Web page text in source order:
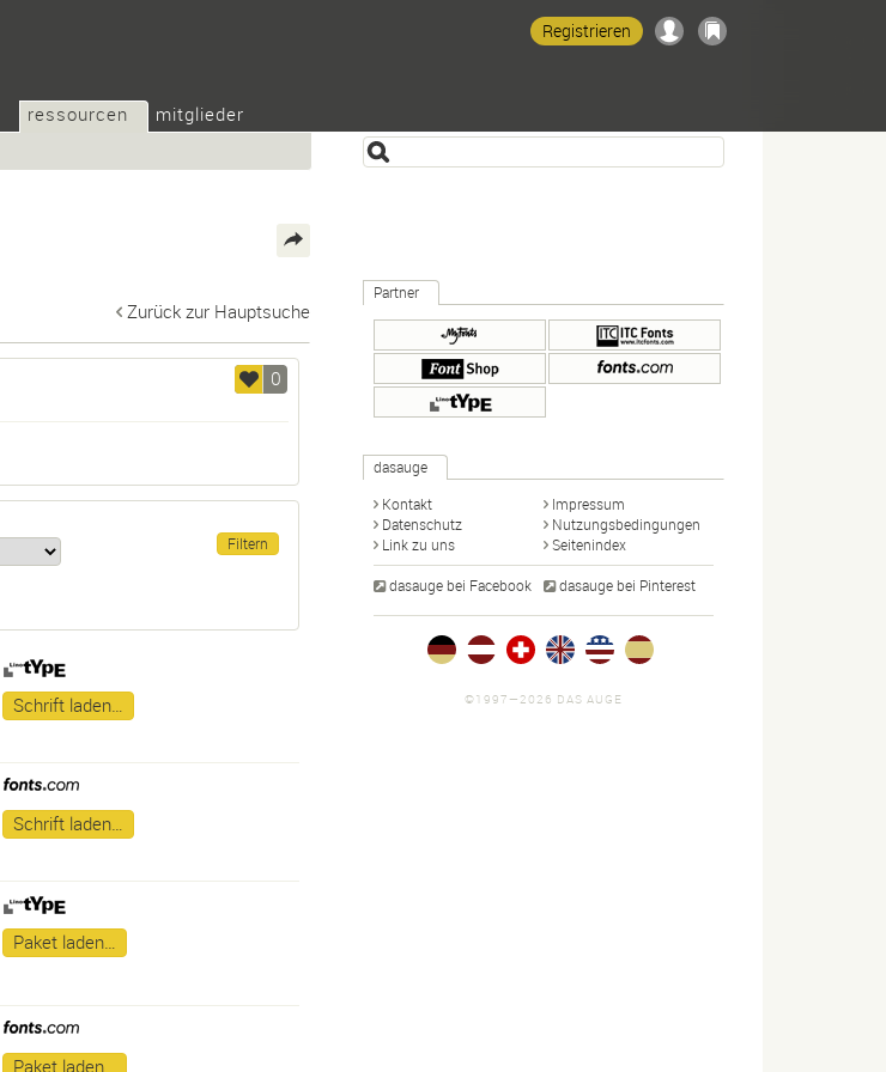
ressourcen
mitglieder
Registrieren
Zurück zur Hauptsuche
0
Schrift laden…
Schrift laden…
Paket laden…
Paket laden…
Partner
dasauge
Kontakt
Impressum
Datenschutz
Nutzungsbedingungen
Link zu uns
Seitenindex
dasauge bei Facebook dasauge bei Pinterest
©1997—2026 DAS AUGE